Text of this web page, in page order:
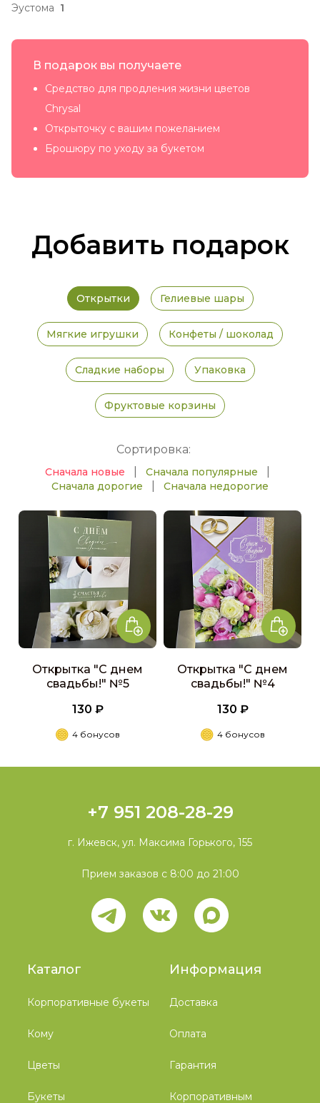
Эустома 1
В подарок вы получаете
Средство для продления жизни цветов
Chrysal
Открыточку с вашим пожеланием
Брошюру по уходу за букетом
Добавить подарок
Открытки Гелиевые шары
Мягкие игрушки Конфеты / шоколад
Сладкие наборы Упаковка
Фруктовые корзины
Сортировка:
Сначала новые Сначала популярные
Сначала дорогие Сначала недорогие
Открытка "С днем
свадьбы!" №5
130 ₽
4 бонусов
Открытка "С днем
свадьбы!" №4
130 ₽
4 бонусов
Каталог
Корпоративные букеты
Кому
Цветы
Букеты
Информация
Доставка
Оплата
Гарантия
Корпоративным
+7 951 208-28-29
г. Ижевск, ул. Максима Горького, 155
Прием заказов с 8:00 до 21:00